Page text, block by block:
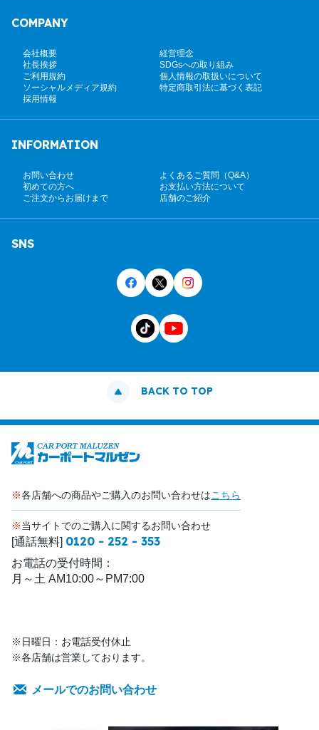
COMPANY
会社概要
経営理念
社長挨拶
SDGsへの取り組み
ご利用規約
個人情報の取扱いについて
ソーシャルメディア規約
特定商取引法に基づく表記
採用情報
INFORMATION
お問い合わせ
よくあるご質問（Q&A）
初めての方へ
お支払い方法について
ご注文からお届けまで
店舗のご紹介
SNS
BACK TO TOP
※各店舗への商品やご購入のお問い合わせはこちら
※当サイトでのご購入に関するお問い合わせ
[通話無料] 0120 - 252 - 353
お電話の受付時間：
月～土 AM10:00～PM7:00
※日曜日：お電話受付休止
※各店舗は営業しております。
メールでのお問い合わせ